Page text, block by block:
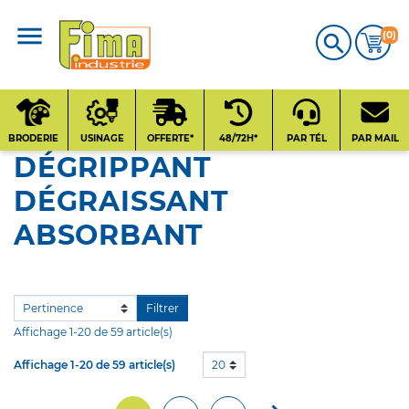
 (0)
CATALOGUE
PRODUITS
BRODERIE USINAGE OFFERTE* 48/72H* PAR TÉL PAR MAIL
DÉGRIPPANT
DÉGRAISSANT
ABSORBANT
Filtrer
Affichage 1-20 de 59 article(s)
Affichage 1-20 de 59 article(s) 20